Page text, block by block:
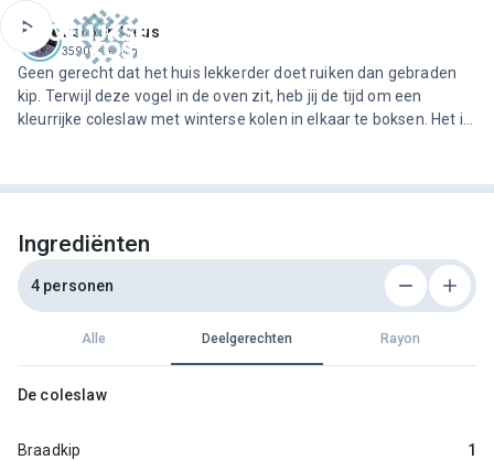
Jeroen Meus
3590 recepten
Geen gerecht dat het huis lekkerder doet ruiken dan gebraden
kip. Terwijl deze vogel in de oven zit, heb jij de tijd om een
kleurrijke coleslaw met winterse kolen in elkaar te boksen. Het is
Ingrediënten
4 personen
Alle Deelgerechten Rayon
De coleslaw
Braadkip 1